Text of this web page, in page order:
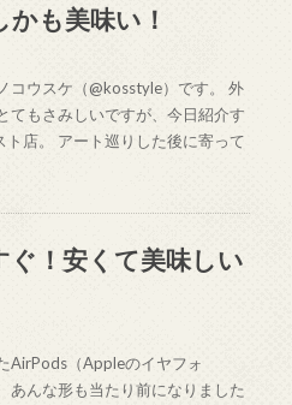
も美味い！
コウスケ（@kosstyle）です。 外
てもさみしいですが、今日紹介す
店。 アート巡りした後に寄って
ぐ！安くて美味しい
AirPods（Appleのイヤフォ
あんな形も当たり前になりました